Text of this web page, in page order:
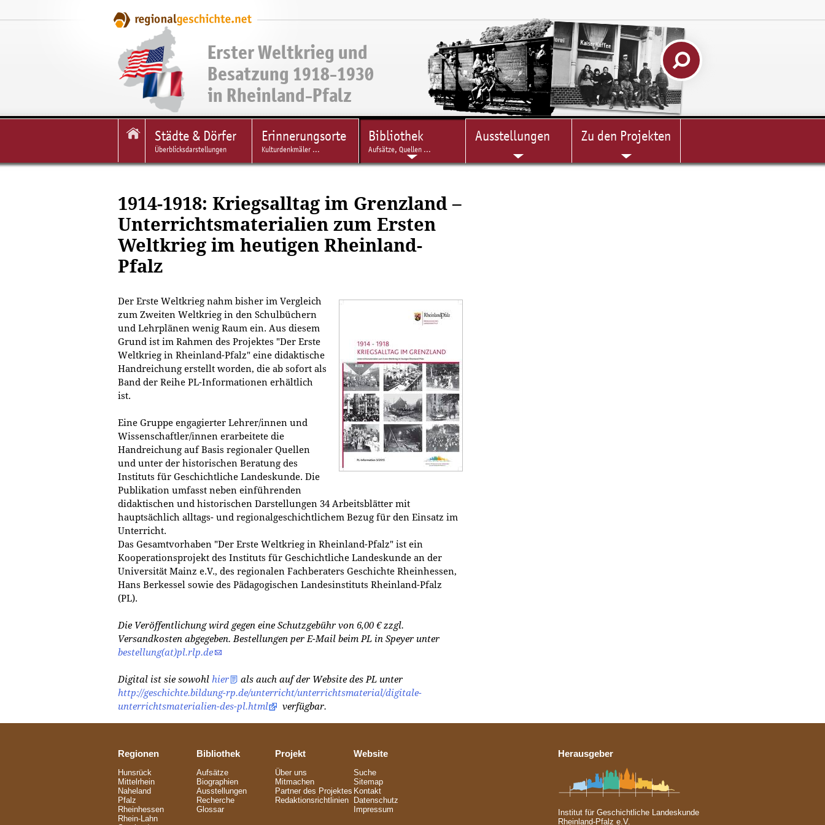
Erster Weltkrieg und
Besatzung 1918-1930
in Rheinland-Pfalz
Städte & Dörfer
Überblicksdarstellungen
Erinnerungsorte
Kulturdenkmäler ...
Bibliothek
Aufsätze, Quellen ...
Ausstellungen Zu den Projekten
1914-1918: Kriegsalltag im Grenzland –
Unterrichtsmaterialien zum Ersten
Weltkrieg im heutigen Rheinland-
Pfalz
Der Erste Weltkrieg nahm bisher im Vergleich
zum Zweiten Weltkrieg in den Schulbüchern
und Lehrplänen wenig Raum ein. Aus diesem
Grund ist im Rahmen des Projektes "Der Erste
Weltkrieg in Rheinland-Pfalz" eine didaktische
Handreichung erstellt worden, die ab sofort als
Band der Reihe PL-Informationen erhältlich
ist.
Eine Gruppe engagierter Lehrer/innen und
Wissenschaftler/innen erarbeitete die
Handreichung auf Basis regionaler Quellen
und unter der historischen Beratung des
Instituts für Geschichtliche Landeskunde. Die
Publikation umfasst neben einführenden
didaktischen und historischen Darstellungen 34 Arbeitsblätter mit
hauptsächlich alltags- und regionalgeschichtlichem Bezug für den Einsatz im
Unterricht.
Das Gesamtvorhaben "Der Erste Weltkrieg in Rheinland-Pfalz" ist ein
Kooperationsprojekt des Instituts für Geschichtliche Landeskunde an der
Universität Mainz e.V., des regionalen Fachberaters Geschichte Rheinhessen,
Hans Berkessel sowie des Pädagogischen Landesinstituts Rheinland-Pfalz
(PL).
Die Veröffentlichung wird gegen eine Schutzgebühr von 6,00 € zzgl.
Versandkosten abgegeben. Bestellungen per E-Mail beim PL in Speyer unter
bestellung(at)pl.rlp.de
Digital ist sie sowohl hier
als auch auf der Website des PL unter
http://geschichte.bildung-rp.de/unterricht/unterrichtsmaterial/digitale-
unterrichtsmaterialien-des-pl.html
verfügbar.
Regionen
Hunsrück
Mittelrhein
Naheland
Pfalz
Rheinhessen
Rhein-Lahn
Bibliothek
Aufsätze
Biographien
Ausstellungen
Recherche
Glossar
Projekt
Über uns
Mitmachen
Partner des Projektes
Redaktionsrichtlinien
Website
Suche
Sitemap
Kontakt
Datenschutz
Impressum
Herausgeber
Institut für Geschichtliche Landeskunde
Rheinland-Pfalz e.V.